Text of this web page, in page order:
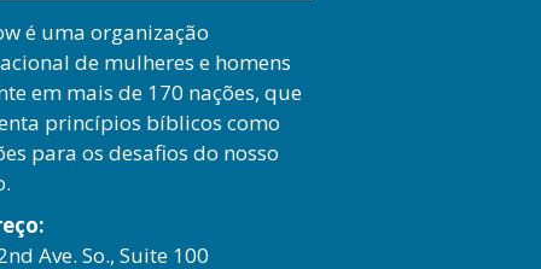
é uma organização
de mulheres e homens
em mais de 170 nações, que
princípios bíblicos como
para os desafios do nosso
Ave. So., Suite 100